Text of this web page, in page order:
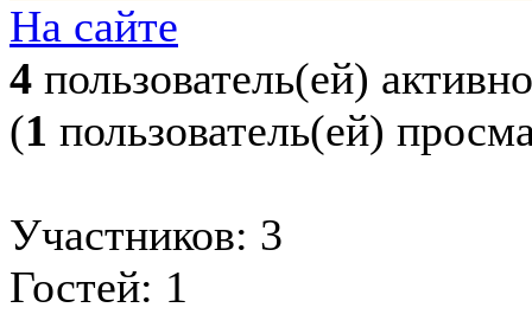
На сайте
4 пользователь(ей) активно
(1 пользователь(ей)
Участников: 3
Гостей: 1